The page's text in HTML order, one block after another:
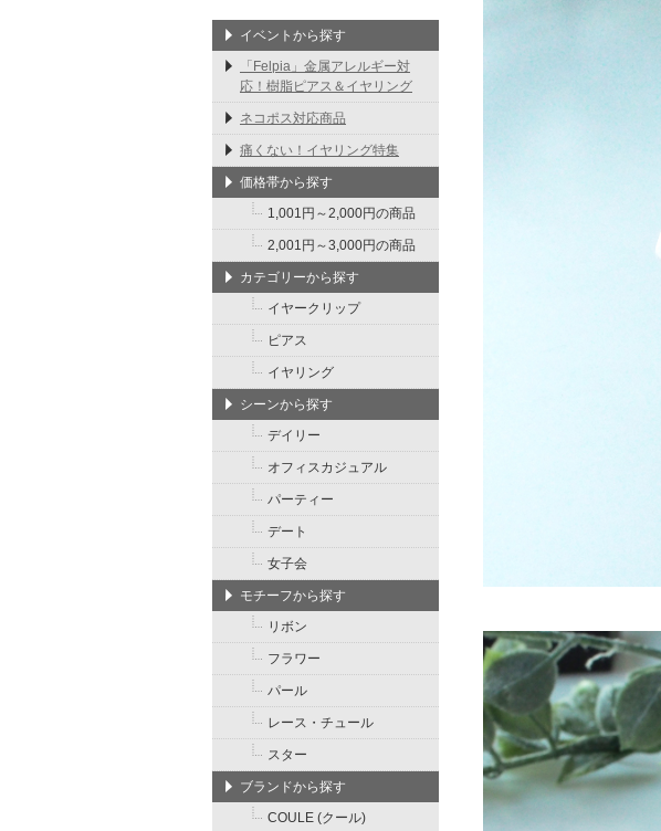
イベントから探す
「Felpia」金属アレルギー対
応！樹脂ピアス＆イヤリング
ネコポス対応商品
痛くない！イヤリング特集
価格帯から探す
1,001円～2,000円の商品
2,001円～3,000円の商品
カテゴリーから探す
イヤークリップ
ピアス
イヤリング
シーンから探す
デイリー
オフィスカジュアル
パーティー
デート
女子会
モチーフから探す
リボン
フラワー
パール
レース・チュール
スター
ブランドから探す
COULE (クール)